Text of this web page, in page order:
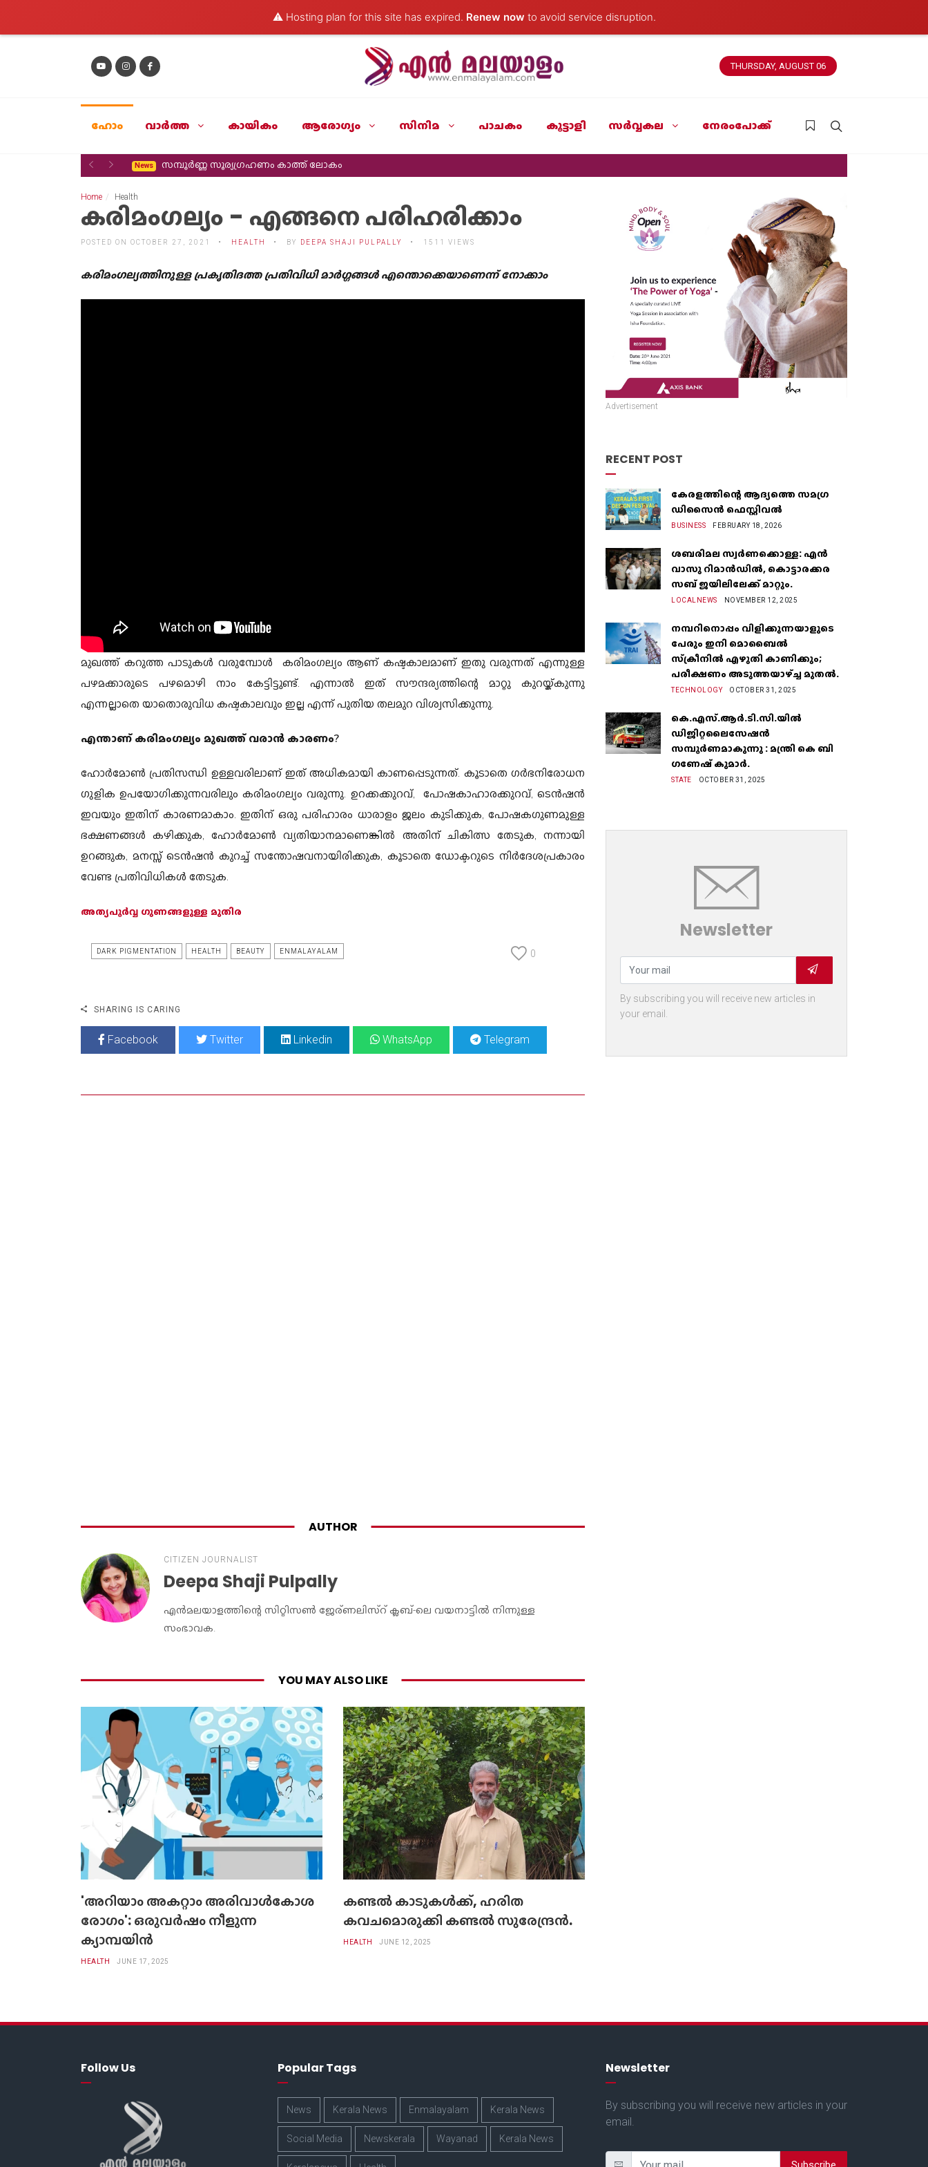
⚠️ Hosting plan for this site has expired. Renew now to avoid service disruption.
THURSDAY, AUGUST 06
ഹോം വാര്‍ത്ത കായികം ആരോഗ്യം സിനിമ പാചകം കൂട്ടാളി സർവ്വകല നേരംപോക്ക്
Previous
NextNews സമ്പൂർണ്ണ സൂര്യഗ്രഹണം കാത്ത് ലോകം
Home Health
കരിമംഗല്യം - എങ്ങനെ പരിഹരിക്കാം
POSTED ON OCTOBER 27, 2021 HEALTH BY DEEPA SHAJI PULPALLY 1511 VIEWS
കരിമംഗല്യത്തിനുള്ള പ്രകൃതിദത്ത പ്രതിവിധി മാർഗ്ഗങ്ങൾ എന്തൊക്കെയാണെന്ന് നോക്കാം
മുഖത്ത് കറുത്ത പാടുകൾ വരുമ്പോൾ കരിമംഗല്യം ആണ് കഷ്ടകാലമാണ് ഇതു വരുന്നത് എന്നുള്ള
പഴമക്കാരുടെ പഴമൊഴി നാം കേട്ടിട്ടുണ്ട്. എന്നാൽ ഇത് സൗന്ദര്യത്തിന്റെ മാറ്റു കുറയ്ക്കുന്നു
എന്നല്ലാതെ യാതൊരുവിധ കഷ്ടകാലവും ഇല്ല എന്ന് പുതിയ തലമുറ വിശ്വസിക്കുന്നു.
എന്താണ് കരിമംഗല്യം മുഖത്ത് വരാൻ കാരണം?
ഹോർമോൺ പ്രതിസന്ധി ഉള്ളവരിലാണ് ഇത് അധികമായി കാണപ്പെടുന്നത്. കൂടാതെ ഗർഭനിരോധന
ഗുളിക ഉപയോഗിക്കുന്നവരിലും കരിമംഗല്യം വരുന്നു. ഉറക്കക്കുറവ്, പോഷകാഹാരക്കുറവ്, ടെൻഷൻ
ഇവയും ഇതിന് കാരണമാകാം. ഇതിന് ഒരു പരിഹാരം ധാരാളം ജലം കുടിക്കുക, പോഷകഗുണമുള്ള
ഭക്ഷണങ്ങൾ കഴിക്കുക, ഹോർമോൺ വ്യതിയാനമാണെങ്കിൽ അതിന് ചികിത്സ തേടുക, നന്നായി
ഉറങ്ങുക, മനസ്സ് ടെൻഷൻ കുറച്ച് സന്തോഷവനായിരിക്കുക, കൂടാതെ ഡോക്ടറുടെ നിർദേശപ്രകാരം
വേണ്ട പ്രതിവിധികൾ തേടുക.
അത്യപൂർവ്വ ഗുണങ്ങളുള്ള മുതിര
DARK PIGMENTATION HEALTH BEAUTY ENMALAYALAM 0
SHARING IS CARING
Facebook Twitter Linkedin WhatsApp Telegram
AUTHOR
CITIZEN JOURNALIST
Deepa Shaji Pulpally
എൻമലയാളത്തിന്റെ സിറ്റിസൺ ജേര്ണലിസ്റ് ക്ലബ്-ലെ വയനാട്ടിൽ നിന്നുള്ള
സംഭാവക.
YOU MAY ALSO LIKE
'അറിയാം അകറ്റാം അരിവാള്‍കോശ
രോഗം': ഒരുവര്‍ഷം നീളുന്ന
ക്യാമ്പയിന്‍
HEALTH JUNE 17, 2025
കണ്ടൽ കാടുകൾക്ക്, ഹരിത
കവചമൊരുക്കി കണ്ടൽ സുരേന്ദ്രൻ.
HEALTH JUNE 12, 2025
Advertisement
RECENT POST
കേരളത്തിന്റെ ആദ്യത്തെ സമഗ്ര
ഡിസൈൻ ഫെസ്റ്റിവൽ
BUSINESS FEBRUARY 18, 2026
ശബരിമല സ്വർണക്കൊള്ള: എൻ
വാസു റിമാൻഡിൽ, കൊട്ടാരക്കര
സബ് ജയിലിലേക്ക് മാറ്റും.
LOCALNEWS NOVEMBER 12, 2025
നമ്പറിനൊപ്പം വിളിക്കുന്നയാളുടെ
പേരും ഇനി മൊബൈൽ
സ്‌ക്രീനില്‍ എഴുതി കാണിക്കും;
പരീക്ഷണം അടുത്തയാഴ്‌ച്ച മുതല്‍.
TECHNOLOGY OCTOBER 31, 2025
കെ.എസ്.ആർ.ടി.സി.യിൽ
ഡിജിറ്റലൈസേഷൻ
സമ്പൂർണമാകുന്നു : മന്ത്രി കെ ബി
ഗണേഷ് കുമാർ.
STATE OCTOBER 31, 2025
Newsletter
By subscribing you will receive new articles in
your email.
Follow Us Popular Tags
News Kerala News Enmalayalam Kerala News
Social Media Newskerala Wayanad Kerala News
Newsletter
By subscribing you will receive new articles in your
email.